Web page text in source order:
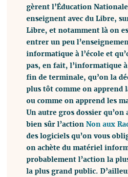
gèrent l’Éducation
enseignent avec du Libre,
Libre, et notamment là on
entrer un peu
informatique à l’école et
pas, en fait, l’informatique
fin de terminale, qu’on la
plus tôt comme on apprend
ou comme on apprend les
Un autre gros dossier qu’on
bien sûr l’actionNon aux
des logiciels qu’on vous
on achète du matériel
probablement l’action la
la plus grand public.